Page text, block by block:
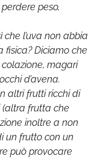
peso,
l’uva non abbia
Diciamo che
colazione, magari
d’avena.
altri frutti ricchi di
(altra frutta che
inoltre a non
un frutto con un
può provocare